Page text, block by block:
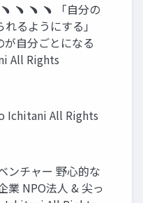
﹅ ﹅ ﹅ 「⾃分の
るようにする」
が⾃分ごとになる
All Rights
Ichitani All Rights
ンチャー 野⼼的な
業 NPO法⼈ & 尖っ